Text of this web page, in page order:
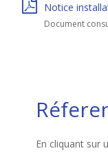
Notice
Document
En cliquant sur